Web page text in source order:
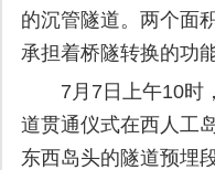
的沉管隧道。两个面
承担着桥隧转换的功能
7月7日上午10时
道贯通仪式在西人工
东西岛头的隧道预埋